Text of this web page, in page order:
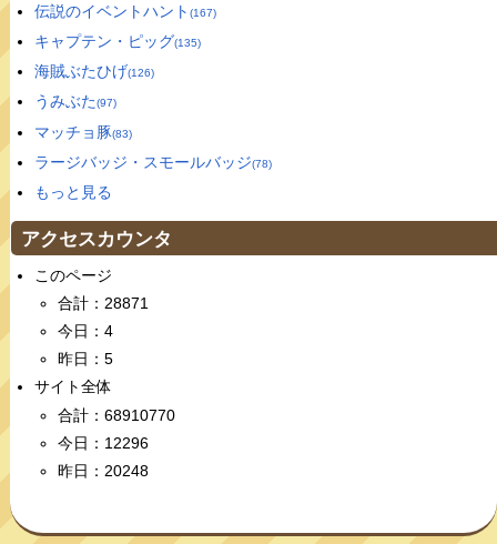
伝説のイベントハント (167)
キャプテン・ピッグ(135)
海賊ぶたひげ(126)
うみぶた(97)
マッチョ豚(83)
ラージバッジ・スモールバッジ(78)
もっと見る
アクセスカウンタ
このページ
合計：28871
今日：4
昨日：5
サイト全体
合計：68910770
今日：12296
昨日：20248